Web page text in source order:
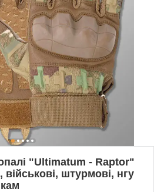
"Ultimatum - Raptor"
військові, штурмові, нгу